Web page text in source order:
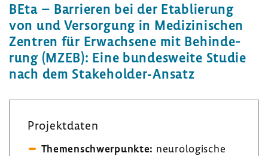
BEta – Barrieren bei der Etablie­rung
von und Versor­gung in Medi­zi­ni­schen
Zentren für Erwach­sene mit Behin­de­
rung (MZEB): Eine bundes­weite Studie
nach dem Stake­holder‐Ansatz
Projekt­daten
Themen­schwer­punkte: neuro­lo­gi­sche